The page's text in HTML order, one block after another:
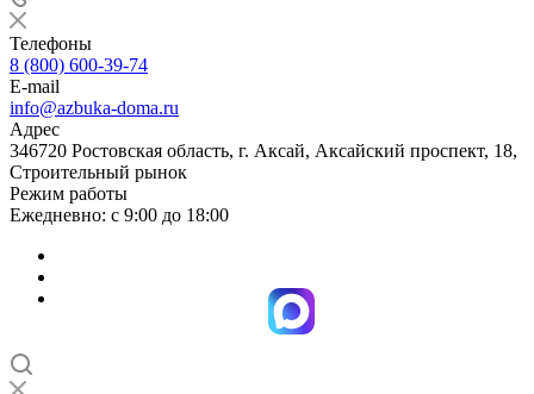
Телефоны
8 (800) 600-39-74
E-mail
info@azbuka-doma.ru
Адрес
346720 Ростовская область, г. Аксай, Аксайский проспект, 18,
Строительный рынок
Режим работы
Ежедневно: с 9:00 до 18:00